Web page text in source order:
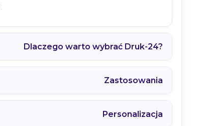
Dlaczego warto wybrać Druk-24?
Zastosowania
Personalizacja